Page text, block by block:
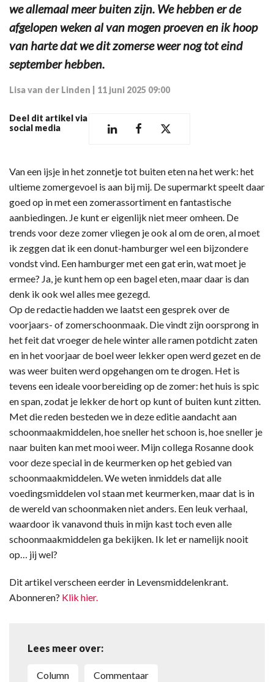
we allemaal meer buiten zijn. We hebben er de
afgelopen weken al van mogen proeven en ik hoop
van harte dat we dit zomerse weer nog tot eind
september hebben.
Lisa van der Linden 11 juni 2025 09:00
Deel dit artikel via
social media
Van een ijsje in het zonnetje tot buiten eten na het werk: het
ultieme zomergevoel is aan bij mij. De supermarkt speelt daar
goed op in met een zomerassortiment en fantastische
aanbiedingen. Je kunt er eigenlijk niet meer omheen. De
trends voor deze zomer vliegen je ook al om de oren, al moet
ik zeggen dat ik een donut-hamburger wel een bijzondere
vondst vind. Een hamburger met een gat erin, wat moet je
ermee? Ja, je kunt hem op een bagel eten, maar daar is dan
denk ik ook wel alles mee gezegd.
Op de redactie hadden we laatst een gesprek over de
voorjaars- of zomerschoonmaak. Die vindt zijn oorsprong in
het feit dat vroeger de hele winter alle ramen potdicht zaten
en in het voorjaar de boel weer lekker open werd gezet en de
was weer buiten werd opgehangen om te drogen. Het is
tevens een ideale voorbereiding op de zomer: het huis is spic
en span, zodat je lekker de hort op kunt of buiten kunt zitten.
Met die reden besteden we in deze editie aandacht aan
schoonmaakmiddelen, hoe sneller het schoon is, hoe sneller je
naar buiten kan met mooi weer. Mijn collega Rosanne dook
voor deze special in de keurmerken op het gebied van
schoonmaakmiddelen. We weten inmiddels dat alle
voedingsmiddelen vol staan met keurmerken, maar dat is in
de wereld van schoonmaken niet anders. Een leuk verhaal,
waardoor ik vanavond thuis in mijn kast toch even alle
schoonmaakmiddelen ga bekijken. Ik let er namelijk nooit
op… jij wel?
Dit artikel verscheen eerder in Levensmiddelenkrant.
Abonneren? Klik hier.
Lees meer over:
column commentaar